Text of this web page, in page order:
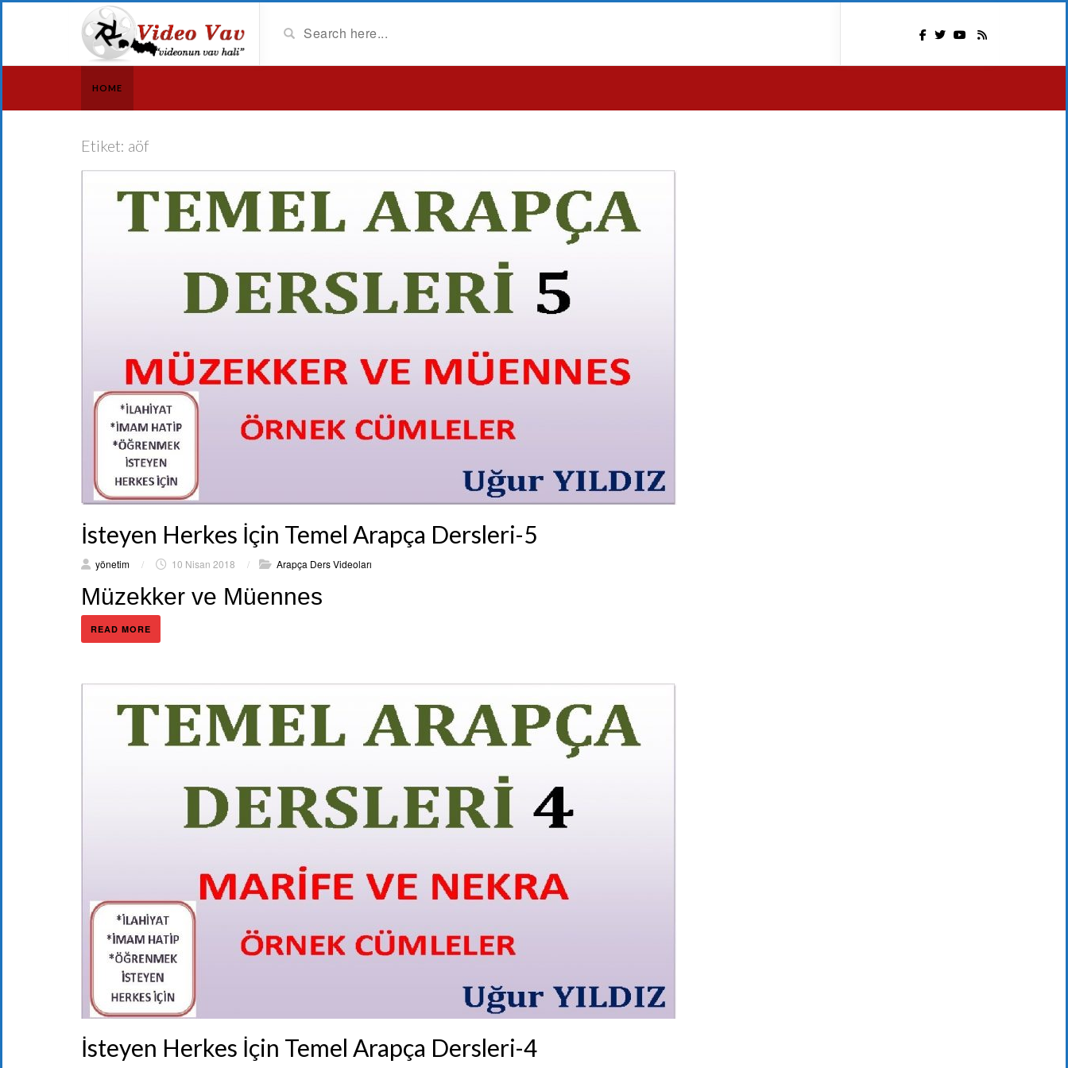
HOME
Etiket: aöf
İsteyen Herkes İçin Temel Arapça Dersleri-5
yönetim / 10 Nisan 2018 / Arapça Ders Videoları
Müzekker ve Müennes
READ MORE
İsteyen Herkes İçin Temel Arapça Dersleri-4